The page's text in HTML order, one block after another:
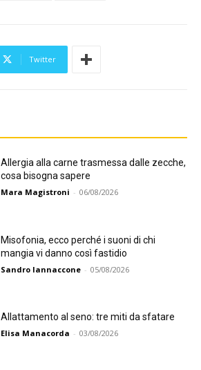
Twitter
Allergia alla carne trasmessa dalle zecche,
cosa bisogna sapere
Mara Magistroni - 06/08/2026
Misofonia, ecco perché i suoni di chi
mangia vi danno così fastidio
Sandro Iannaccone - 05/08/2026
Allattamento al seno: tre miti da sfatare
Elisa Manacorda - 03/08/2026